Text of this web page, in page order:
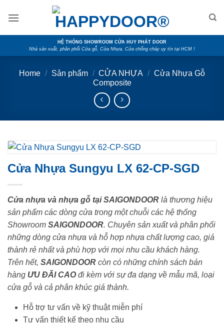
HỆ THỐNG SHOWROOM CỬA HUY PHÁT DOOR
Nhà sản xuất, phân phối Cửa gỗ, Cửa Nhựa, Cửa chống cháy uy tín tại HCM !
Home / Sản phẩm / CỬA NHỰA / Cửa Nhựa Gỗ
Composite
Cửa Nhựa Sungyu LX 62-CP-SGD
Cửa nhựa và nhựa gỗ tại SAIGONDOOR là thương hiệu
sản phẩm các dòng cửa trong một chuỗi các hệ thống
Showroom SAIGONDOOR. Chuyên sản xuất và phân phối
những dòng cửa nhựa và hỗ hợp nhựa chất lượng cao, giá
thành rẻ nhất và phù hợp với mọi nhu cầu khách hàng.
Trên hết, SAIGONDOOR còn có những chính sách bán
hàng ƯU ĐÃI CAOđi kèm với sự đa dạng về mẫu mã, loại
cửa gỗ và cả phân khúc giá thành.
Hỗ trợ tư vấn về kỹ thuật miễn phí
Tư vấn thiết kế theo nhu cầu